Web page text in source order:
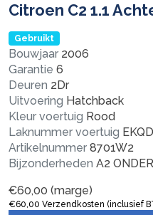
Citroen C2 1.1
Gebruikt
Bouwjaar 2006
Garantie 6
Deuren 2Dr
Uitvoering Hatchback
Kleur voertuig Rood
Laknummer voertuig EKQD
Artikelnummer 8701W2
Bijzonderheden A2
€60,00 (marge)
€60,00 Verzendkosten (inclusief